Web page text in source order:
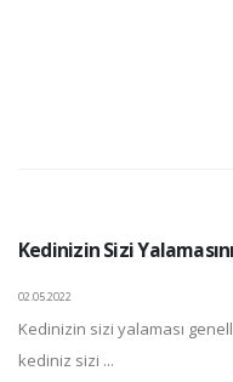
Kedinizin Sizi
02.05.2022
Kedinizin sizi yalaması
kediniz sizi ...